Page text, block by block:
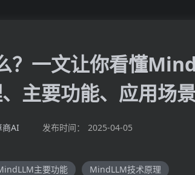
？一文让你看懂
主要功能、应用场
商AI 发布时间： 2025-04-05
主要功能 MindLLM技术原理